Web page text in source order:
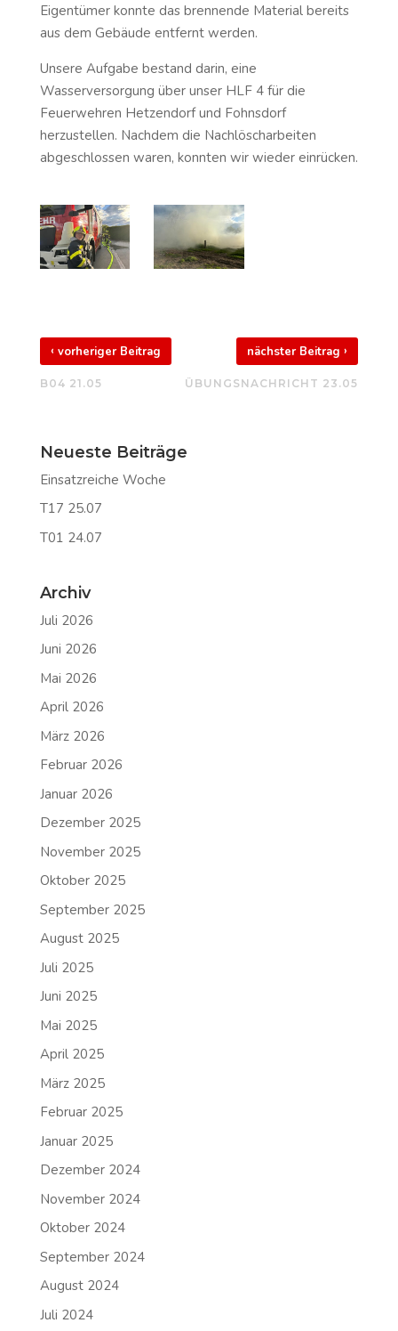
Eigentümer konnte das brennende Material bereits
aus dem Gebäude entfernt werden.
Unsere Aufgabe bestand darin, eine
Wasserversorgung über unser HLF 4 für die
Feuerwehren Hetzendorf und Fohnsdorf
herzustellen. Nachdem die Nachlöscharbeiten
abgeschlossen waren, konnten wir wieder einrücken.
‹ vorheriger Beitrag
B04 21.05
nächster Beitrag›
ÜBUNGSNACHRICHT 23.05
Neueste Beiträge
Einsatzreiche Woche
T17 25.07
T01 24.07
Archiv
Juli 2026
Juni 2026
Mai 2026
April 2026
März 2026
Februar 2026
Januar 2026
Dezember 2025
November 2025
Oktober 2025
September 2025
August 2025
Juli 2025
Juni 2025
Mai 2025
April 2025
März 2025
Februar 2025
Januar 2025
Dezember 2024
November 2024
Oktober 2024
September 2024
August 2024
Juli 2024